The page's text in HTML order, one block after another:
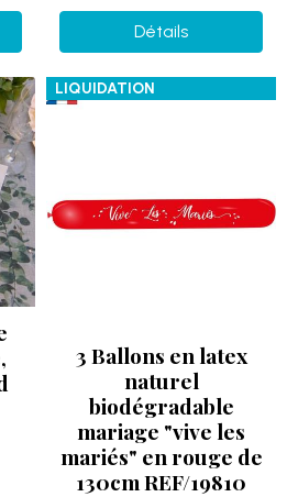
Détails
LIQUIDATION
3 Ballons en latex
naturel
biodégradable
mariage "vive les
mariés" en rouge de
130cm REF/19810